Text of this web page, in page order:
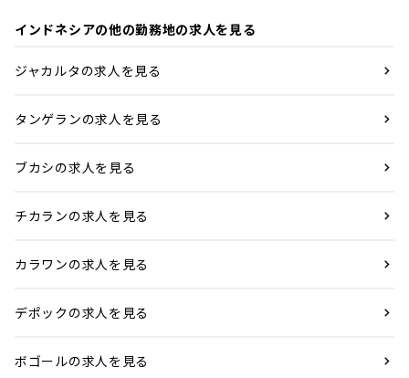
インドネシアの他の勤務地の求人を見る
ジャカルタの求人を見る
タンゲランの求人を見る
ブカシの求人を見る
チカランの求人を見る
カラワンの求人を見る
デポックの求人を見る
ボゴールの求人を見る